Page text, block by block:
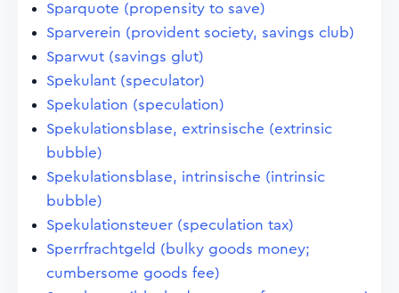
Sparquote (propensity to save)
Sparverein (provident society, savings club)
Sparwut (savings glut)
Spekulant (speculator)
Spekulation (speculation)
Spekulationsblase, extrinsische (extrinsic
bubble)
Spekulationsblase, intrinsische (intrinsic
bubble)
Spekulationsteuer (speculation tax)
Sperrfrachtgeld (bulky goods money;
cumbersome goods fee)